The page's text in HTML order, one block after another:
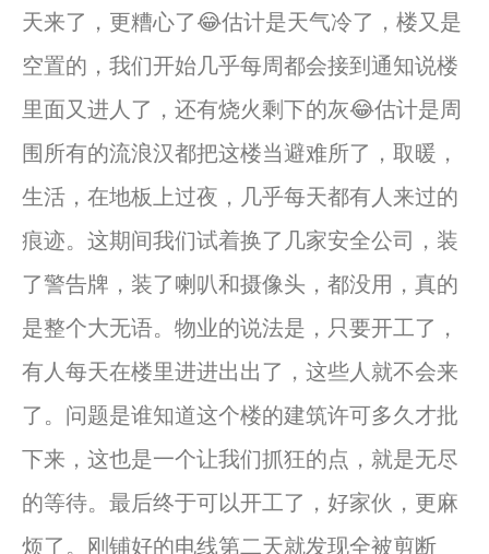
天来了，更糟心了😂估计是天气冷了，楼又是
空置的，我们开始几乎每周都会接到通知说楼
里面又进人了，还有烧火剩下的灰😂估计是周
围所有的流浪汉都把这楼当避难所了，取暖，
生活，在地板上过夜，几乎每天都有人来过的
痕迹。这期间我们试着换了几家安全公司，装
了警告牌，装了喇叭和摄像头，都没用，真的
是整个大无语。物业的说法是，只要开工了，
有人每天在楼里进进出出了，这些人就不会来
了。问题是谁知道这个楼的建筑许可多久才批
下来，这也是一个让我们抓狂的点，就是无尽
的等待。最后终于可以开工了，好家伙，更麻
烦了。刚铺好的电线第二天就发现全被剪断